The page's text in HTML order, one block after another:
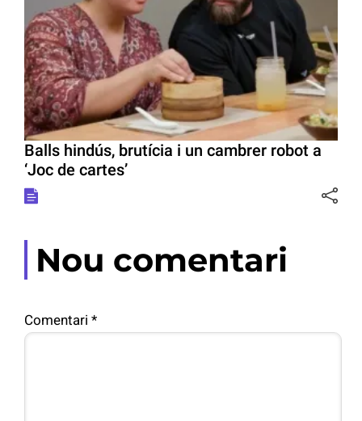
Balls hindús, brutícia i un cambrer robot a
‘Joc de cartes’
Nou comentari
Comentari *